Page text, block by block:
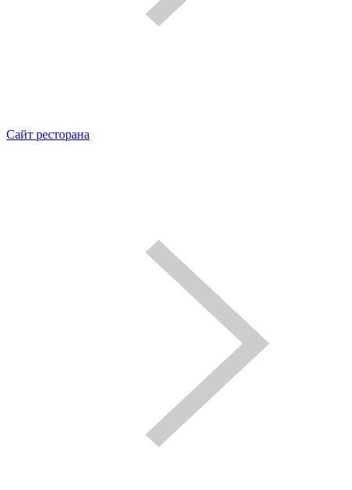
Сайт ресторана